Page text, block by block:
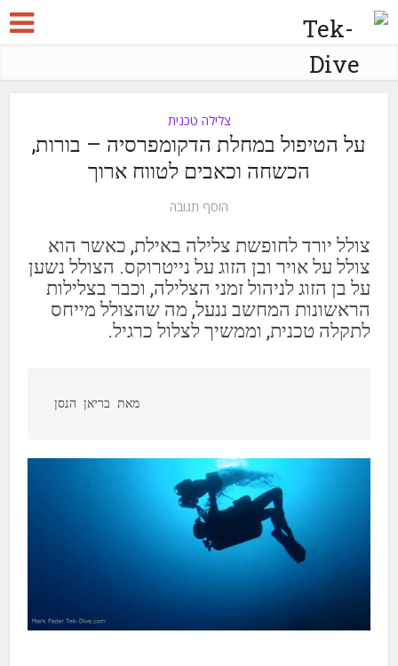
צלילה טכנית
על הטיפול במחלת הדקומפרסיה – בורות,
הכשחה וכאבים לטווח ארוך
הוסף תגובה
צולל יורד לחופשת צלילה באילת, כאשר הוא
צולל על אויר ובן הזוג על נייטרוקס. הצולל נשען
על בן הזוג לניהול זמני הצלילה, וכבר בצלילות
הראשונות המחשב ננעל, מה שהצולל מייחס
לתקלה טכנית, וממשיך לצלול כרגיל.
מאת בריאן הנסן